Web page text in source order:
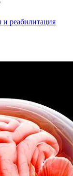
реабилитация